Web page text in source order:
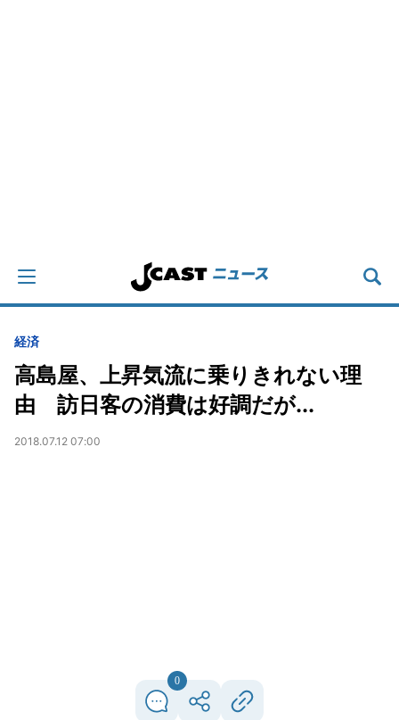
経済
高島屋、上昇気流に乗りきれない理
由 訪日客の消費は好調だが...
2018.07.12 07:00
0